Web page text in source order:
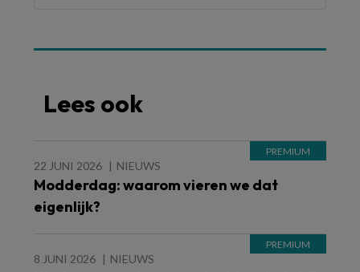
Lees ook
22 JUNI 2026 NIEUWS
Modderdag: waarom vieren we dat
eigenlijk?
8 JUNI 2026 NIEUWS